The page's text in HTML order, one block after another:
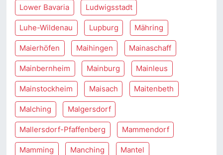
Lower Bavaria Ludwigsstadt
Luhe-Wildenau Lupburg Mähring
Maierhöfen Maihingen Mainaschaff
Mainbernheim Mainburg Mainleus
Mainstockheim Maisach Maitenbeth
Malching Malgersdorf
Mallersdorf-Pfaffenberg Mammendorf
Mamming Manching Mantel